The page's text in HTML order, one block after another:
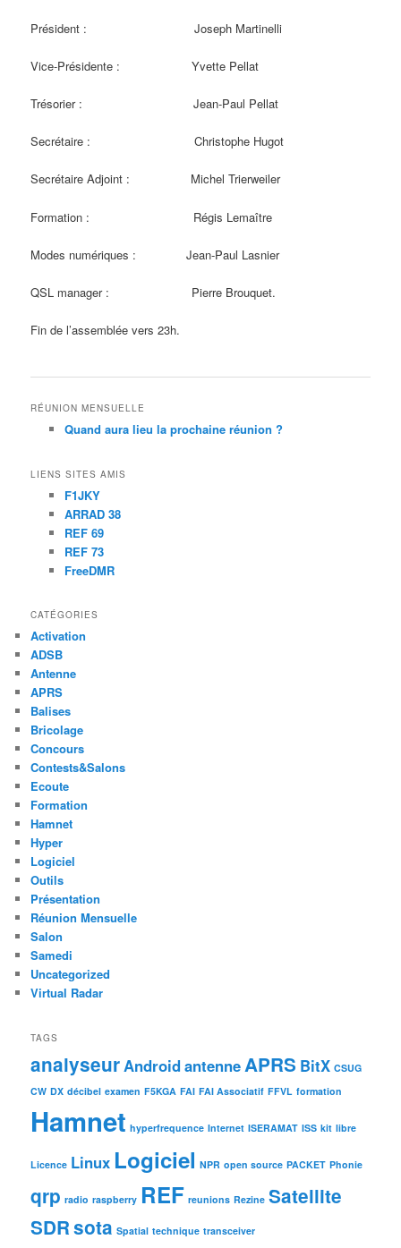
Président : Joseph Martinelli
Vice-Présidente : Yvette Pellat
Trésorier : Jean-Paul Pellat
Secrétaire : Christophe Hugot
Secrétaire Adjoint : Michel Trierweiler
Formation : Régis Lemaître
Modes numériques : Jean-Paul Lasnier
QSL manager : Pierre Brouquet.
Fin de l’assemblée vers 23h.
RÉUNION MENSUELLE
Quand aura lieu la prochaine réunion ?
LIENS SITES AMIS
F1JKY
ARRAD 38
REF 69
REF 73
FreeDMR
CATÉGORIES
Activation
ADSB
Antenne
APRS
Balises
Bricolage
Concours
Contests&Salons
Ecoute
Formation
Hamnet
Hyper
Logiciel
Outils
Présentation
Réunion Mensuelle
Salon
Samedi
Uncategorized
Virtual Radar
TAGS
analyseur Androidantenne APRS BitX CSUG
CW DX décibel examen F5KGA FAI FAI Associatif FFVL formation
Hamnet hyperfrequence Internet ISERAMAT ISS kit libre
Licence Linux Logiciel NPR open source PACKET Phonie
qrp radio raspberry REF reunions Rezine Satellite
SDRsota Spatial technique transceiver